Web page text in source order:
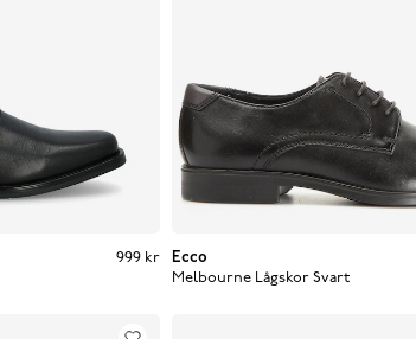
999 kr
999 kr
Ecco
Melbourne Lågskor Svart